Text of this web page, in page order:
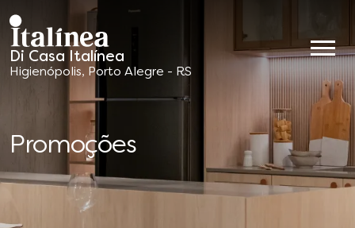
Di Casa Italínea
Móveis
Higienópolis, Porto Alegre - RS
Promoções